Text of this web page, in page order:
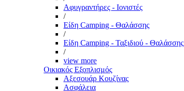
Αφυγραντήρες - Ιονιστές
/
Είδη Camping - Θαλάσσης
/
Είδη Camping - Ταξιδιού - Θαλάσσης
/
view more
Οικιακός Εξοπλισμός
Αξεσουάρ Κουζίνας
Ασφάλεια